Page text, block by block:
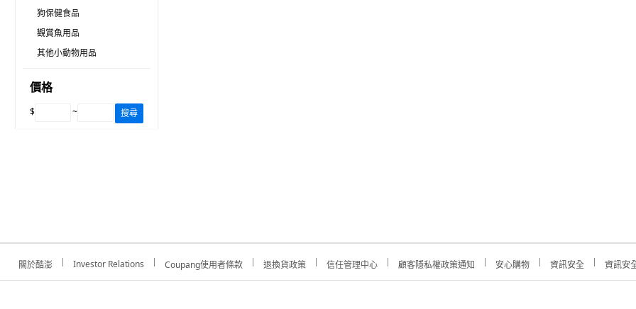
狗保健食品
觀賞魚用品
其他小動物用品
價格
$ ~ 搜尋
關於酷澎 Investor Relations Coupang使用者條款 退換貨政策 信任管理中心 顧客隱私權政策通知 安心購物 資訊安全 資訊安